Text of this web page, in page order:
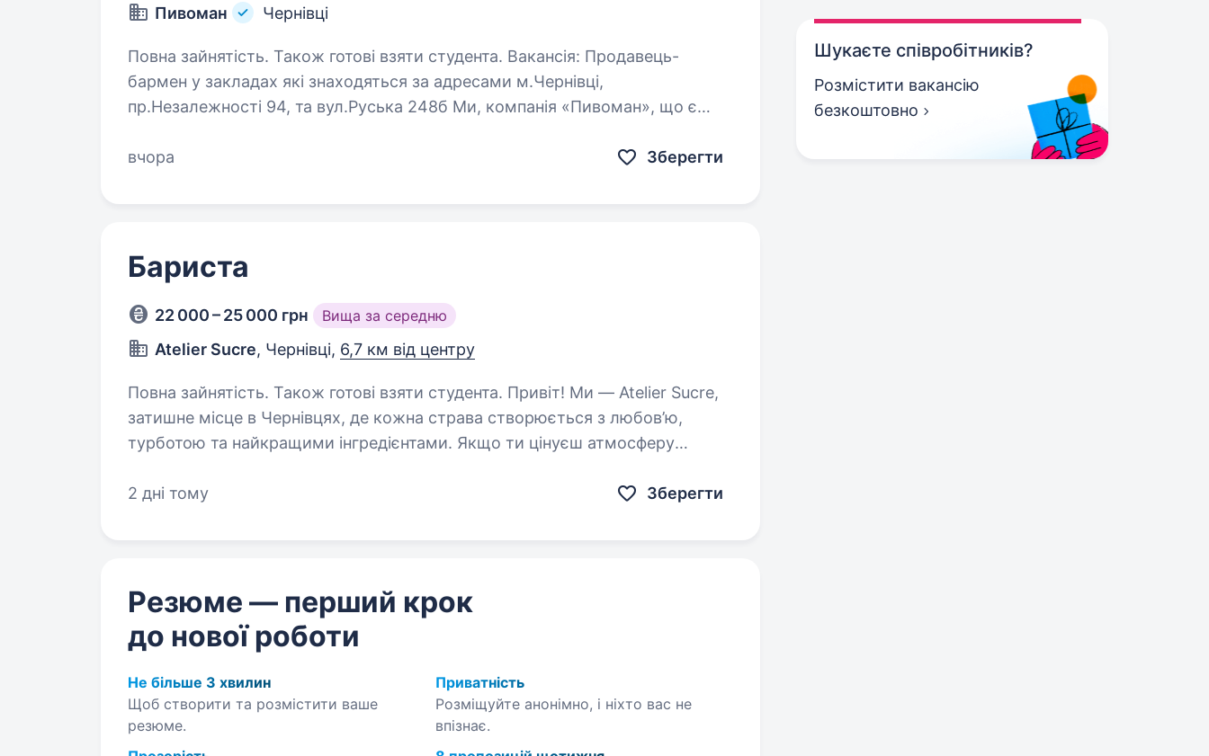
Пивоман
Чернівці
Повна зайнятість. Також готові взяти студента. Вакансія: Продавець-
бармен у закладах які знаходяться за адресами м.Чернівці,
пр.Незалежності 94, та вул.Руська 248б Ми, компанія «Пивоман», що є
вчора
Зберегти
Бариста
22 000 – 25 000 грн Вища за середню
Atelier Sucre, Чернівці, 6,7 км від центру
Повна зайнятість. Також готові взяти студента. Привіт! Ми — Atelier Sucre,
затишне місце в Чернівцях, де кожна страва створюється з любов’ю,
турботою та найкращими інгредієнтами. Якщо ти цінуєш атмосферу
2 дні тому
Зберегти
Резюме — перший крок
до нової роботи
Не більше 3 хвилин
Щоб створити та розмістити ваше
резюме.
Приватність
Розміщуйте анонімно, і ніхто вас не
впізнає.
Шукаєте співробітників?
Розмістити вакансію
безкоштовно